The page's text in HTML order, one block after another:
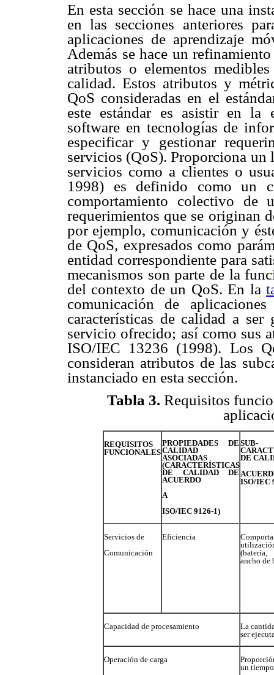
En esta sección se hace una
en las secciones anteriores
aplicaciones de aprendizaje
Además se hace un
atributos o elementos
calidad. Estos atributos y
QoS consideradas en el
este estándar es asistir en la
software en tecnologías de
especificar y gestionar
servicios (QoS). Proporciona un
servicios como a clientes o
1998) es definido como un
comportamiento colectivo de
requerimientos que se originan
por ejemplo, comunicación y
de QoS, expresados como
entidad correspondiente para
mecanismos son parte de la
del contexto de un QoS. En la
comunicación de
características de calidad a
servicio ofrecido; así como sus
ISO/IEC 13236 (1998). Los
consideran atributos de las
instanciado en esta sección.
Tabla 3. Requisitos
REQUISITOS
FUNCIONALES
PROPIEDADES DE
CALIDAD
ASOCIADAS
(CARACTERÍSTICAS
DE CALIDAD DE
ACUERDO
A
ISO/IEC 9126-1)
SUB-
DE
ISO/IEC
Servicios de
Comunicación
Eficiencia
ancho de
Capacidad de procesamiento
La
ser
Operación de carga
un